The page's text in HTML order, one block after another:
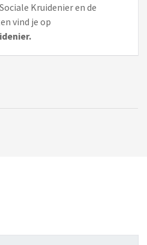
Kruidenier en de
vind je op